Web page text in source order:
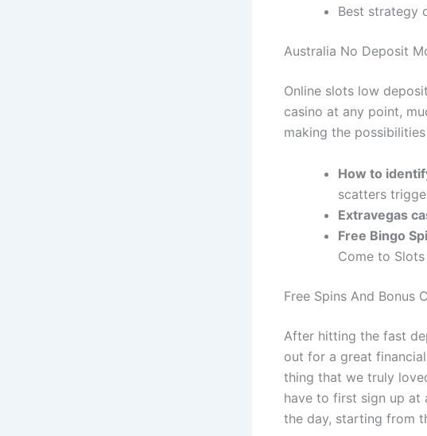
Best strategy
Australia No Deposit
Online slots low
casino at any point,
making the
How to
scatters
Extravegas
Free Bingo
Come to
Free Spins And Bonus
After hitting the fast
out for a great
thing that we truly
have to first sign up at
the day, starting from